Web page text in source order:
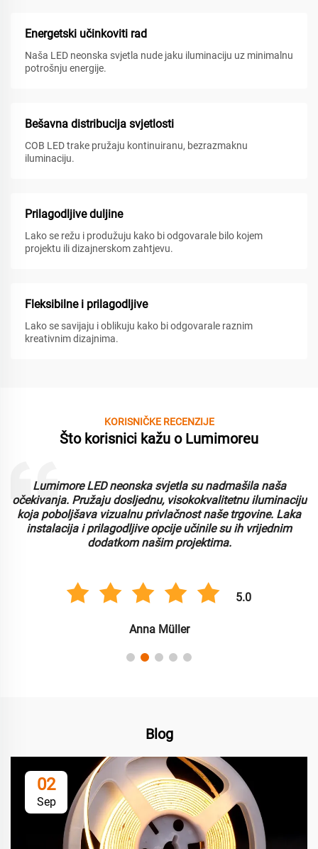
Energetski učinkoviti rad
Naša LED neonska svjetla nude jaku iluminaciju uz minimalnu
potrošnju energije.
Bešavna distribucija svjetlosti
COB LED trake pružaju kontinuiranu, bezrazmaknu
iluminaciju.
Prilagodljive duljine
Lako se režu i produžuju kako bi odgovarale bilo kojem
projektu ili dizajnerskom zahtjevu.
Fleksibilne i prilagodljive
Lako se savijaju i oblikuju kako bi odgovarale raznim
kreativnim dizajnima.
KORISNIČKE RECENZIJE
Što korisnici kažu o Lumimoreu
Lumimore LED neonska svjetla su nadmašila naša
očekivanja. Pružaju dosljednu, visokokvalitetnu iluminaciju
koja poboljšava vizualnu privlačnost naše trgovine. Laka
instalacija i prilagodljive opcije učinile su ih vrijednim
dodatkom našim projektima.
5.0
Anna Müller
Blog
02
Sep